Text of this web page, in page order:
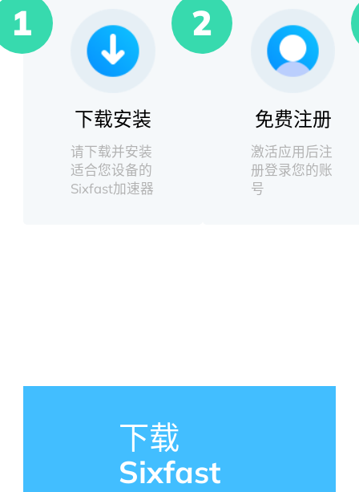
1
下载安装
请下载并安装
适合您设备的
Sixfast加速器
2
免费注册
激活应用后注
册登录您的账
号
下载
Sixfast